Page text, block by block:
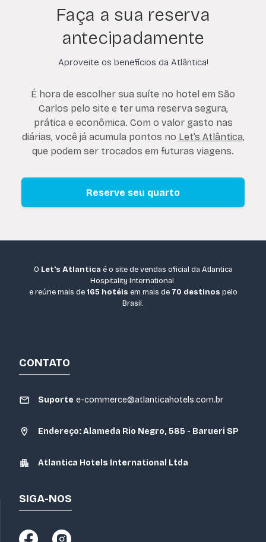
Faça a sua reserva
antecipadamente
Aproveite os benefícios da Atlântica!
É hora de escolher sua suíte no hotel em São
Carlos pelo site e ter uma reserva segura,
prática e econômica. Com o valor gasto nas
diárias, você já acumula pontos no Let’s Atlântica,
que podem ser trocados em futuras viagens.
Reserve seu quarto
O Let's Atlantica é o site de vendas oficial da Atlantica
Hospitality International
e reúne mais de 165 hotéis em mais de 70 destinos pelo
Brasil.
CONTATO
Suporte e-commerce@atlanticahotels.com.br
Endereço: Alameda Rio Negro, 585 - Barueri SP
Atlantica Hotels International Ltda
SIGA-NOS